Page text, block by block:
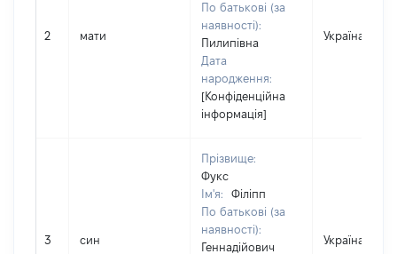
2 мати
По батькові (за
наявності):
Пилипівна
Дата
народження:
[Конфіденційна
інформація]
Україна
3 син
Прізвище:
Фукс
Ім'я:
Філіпп
По батькові (за
наявності):
Геннадійович
Україна